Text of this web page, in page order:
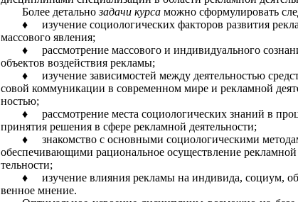
Более детальнозадачи курса можно сформулировать
♦
изучение социологических факторов развития
массового явления;
♦
рассмотрение массового и индивидуального
объектов воздействия рекламы;
♦
изучение зависимостей между деятельностью
совой коммуникации в современном мире и рекламной
ностью;
♦
рассмотрение места социологических знаний в
принятия решения в сфере рекламной деятельности;
♦
знакомство с основными социологическими
обеспечивающими рациональное осуществление рекламной
тельности;
♦
изучение влияния рекламы на индивида, социум,
венное мнение.